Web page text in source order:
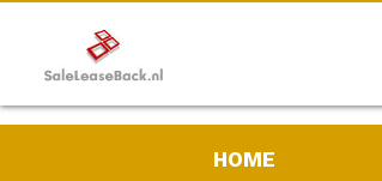
HOME